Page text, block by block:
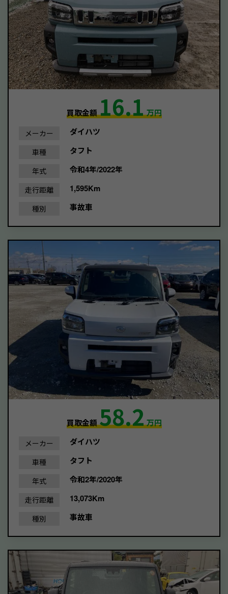
買取金額16.1万円
メーカー ダイハツ
車種 タフト
年式 令和4年/2022年
走行距離 1,595Km
種別 事故車
買取金額58.2万円
メーカー ダイハツ
車種 タフト
年式 令和2年/2020年
走行距離 13,073Km
種別 事故車